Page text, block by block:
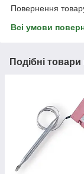
Повернення
Всі умови
Подібні товари